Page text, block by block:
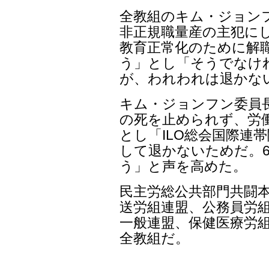
全教組のキム・ジョン
非正規職量産の主犯に
教育正常化のために解
う」とし「そうでな
が、われわれは退かな
キム・ジョンフン委員
の死を止められず、労
とし「ILO総会国際連
して退かないためだ。
う」と声を高めた。
民主労総公共部門共闘
送労組連盟、公務員労
一般連盟、保健医療労
全教組だ。